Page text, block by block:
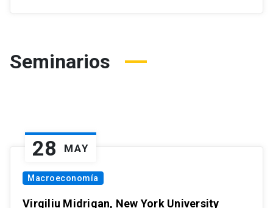
Seminarios
28 MAY
Macroeconomía
Virgiliu Midrigan, New York University